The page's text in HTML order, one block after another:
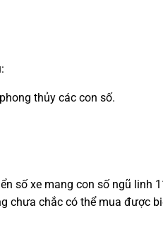
thủy các con số.
số xe mang con số ngũ linh
chưa chắc có thể mua được